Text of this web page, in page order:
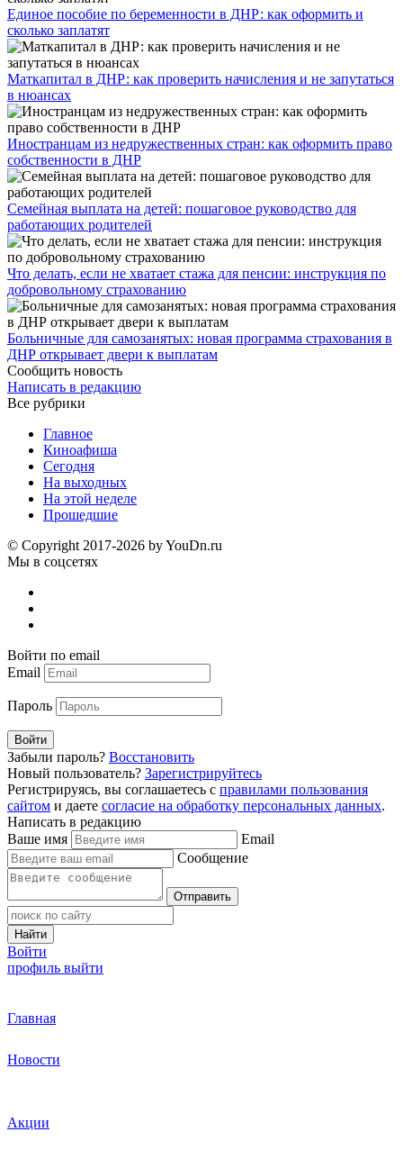
Единое пособие по беременности в ДНР: как оформить и
сколько заплатят
​Маткапитал в ДНР: как проверить начисления и не запутаться
в нюансах
Иностранцам из недружественных стран: как оформить право
собственности в ДНР
Семейная выплата на детей: пошаговое руководство для
работающих родителей
Что делать, если не хватает стажа для пенсии: инструкция по
добровольному страхованию
Больничные для самозанятых: новая программа страхования в
ДНР открывает двери к выплатам
Сообщить новость
Написать в редакцию
Все рубрики
Главное
Киноафиша
Сегодня
На выходных
На этой неделе
Прошедшие
© Copyright 2017-2026 by YouDn.ru
Мы в соцсетях
Войти по email
Email
Пароль
Войти
Забыли пароль? Восстановить
Новый пользователь? Зарегистрируйтесь
Регистрируясь, вы соглашаетесь с правилами пользования
сайтом и даете согласие на обработку персональных данных.
Написать в редакцию
Ваше имя
Email
Сообщение
Отправить
Найти
Войти
профиль выйти
Главная
Новости
Акции